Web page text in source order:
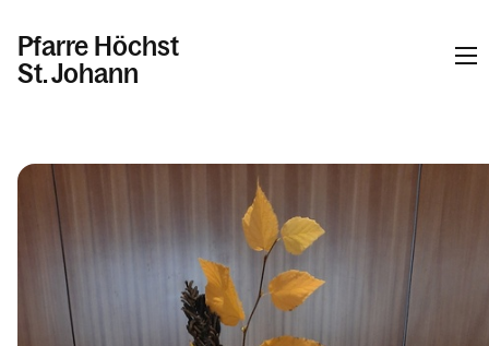
Pfarre Höchst
St. Johann
Kalender
Personen